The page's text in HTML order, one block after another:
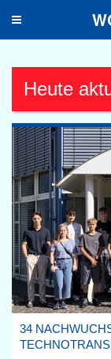
Toggle
Heute
34